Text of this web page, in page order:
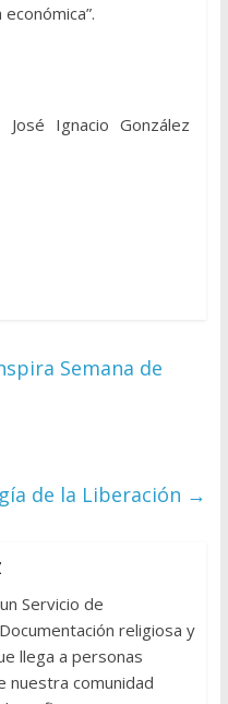
Ignacio González
Semana de
de la Liberación →
Servicio de
religiosa y
llega a personas
nuestra comunidad